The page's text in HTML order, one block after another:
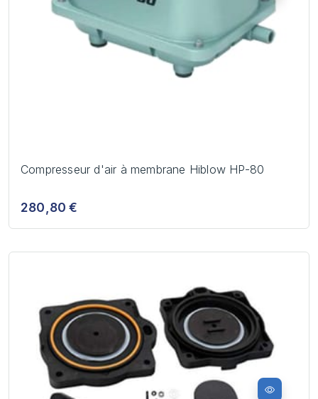
Compresseur d'air à membrane Hiblow HP-80
280,80 €